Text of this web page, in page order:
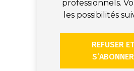
professionnels.
les possibilités
REFUSER ET
S’ABONNER